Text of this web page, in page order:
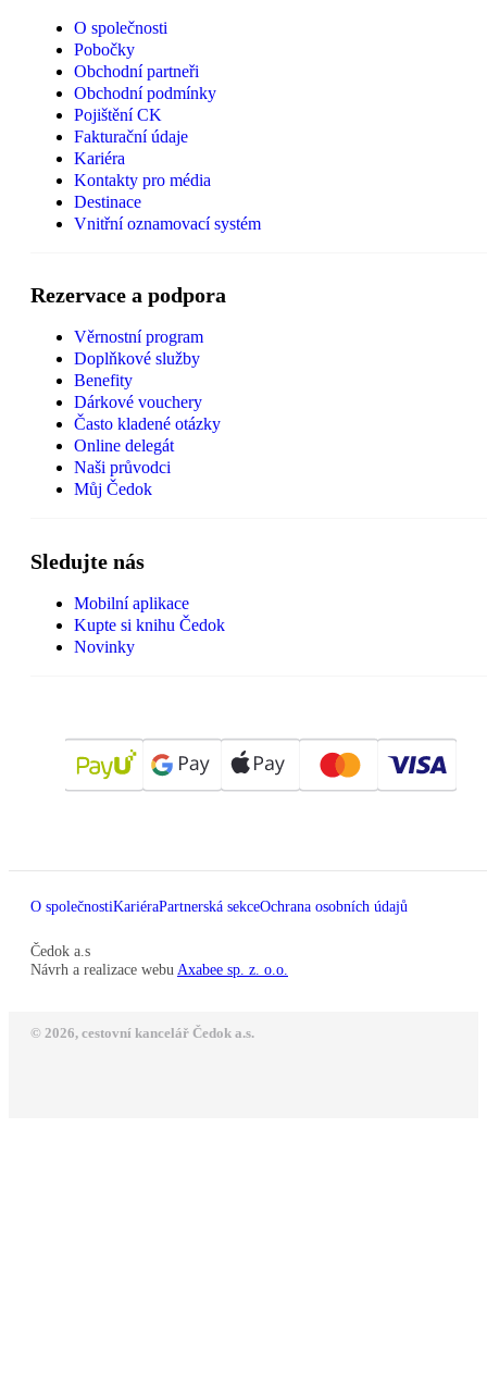
O společnosti
Pobočky
Obchodní partneři
Obchodní podmínky
Pojištění CK
Fakturační údaje
Kariéra
Kontakty pro média
Destinace
Vnitřní oznamovací systém
Rezervace a podpora
Věrnostní program
Doplňkové služby
Benefity
Dárkové vouchery
Často kladené otázky
Online delegát
Naši průvodci
Můj Čedok
Sledujte nás
Mobilní aplikace
Kupte si knihu Čedok
Novinky
O společnostiKariéraPartnerská sekceOchrana osobních údajů
Čedok a.s
Návrh a realizace webu Axabee sp. z. o.o.
© 2026, cestovní kancelář Čedok a.s.